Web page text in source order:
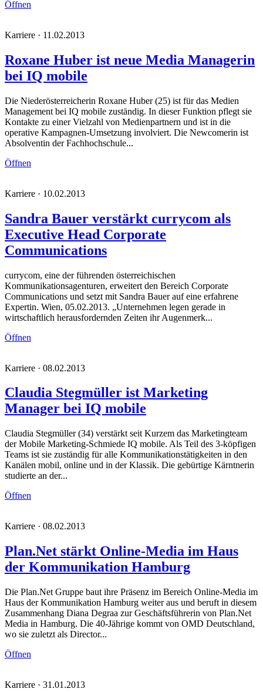
Öffnen
Karriere · 11.02.2013
Roxane Huber ist neue Media Managerin
bei IQ mobile
Die Niederösterreicherin Roxane Huber (25) ist für das Medien
Management bei IQ mobile zuständig. In dieser Funktion pflegt sie
Kontakte zu einer Vielzahl von Medienpartnern und ist in die
operative Kampagnen-Umsetzung involviert. Die Newcomerin ist
Absolventin der Fachhochschule...
Öffnen
Karriere · 10.02.2013
Sandra Bauer verstärkt currycom als
Executive Head Corporate
Communications
currycom, eine der führenden österreichischen
Kommunikationsagenturen, erweitert den Bereich Corporate
Communications und setzt mit Sandra Bauer auf eine erfahrene
Expertin. Wien, 05.02.2013. „Unternehmen legen gerade in
wirtschaftlich herausfordernden Zeiten ihr Augenmerk...
Öffnen
Karriere · 08.02.2013
Claudia Stegmüller ist Marketing
Manager bei IQ mobile
Claudia Stegmüller (34) verstärkt seit Kurzem das Marketingteam
der Mobile Marketing-Schmiede IQ mobile. Als Teil des 3-köpfigen
Teams ist sie zuständig für alle Kommunikationstätigkeiten in den
Kanälen mobil, online und in der Klassik. Die gebürtige Kärntnerin
studierte an der...
Öffnen
Karriere · 08.02.2013
Plan.Net stärkt Online-Media im Haus
der Kommunikation Hamburg
Die Plan.Net Gruppe baut ihre Präsenz im Bereich Online-Media im
Haus der Kommunikation Hamburg weiter aus und beruft in diesem
Zusammenhang Diana Degraa zur Geschäftsführerin von Plan.Net
Media in Hamburg. Die 40-Jährige kommt von OMD Deutschland,
wo sie zuletzt als Director...
Öffnen
Karriere · 31.01.2013